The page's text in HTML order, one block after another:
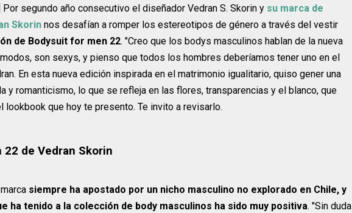
Por segundo año consecutivo el diseñador Vedran S. Skorin y su marca de
Skorin nos desafían a romper los estereotipos de género a través del vestir
de Bodysuit for men 22. "Creo que los bodys masculinos hablan de la nueva
son sexys, y pienso que todos los hombres deberíamos tener uno en el
En esta nueva edición inspirada en el matrimonio igualitario, quiso gener una
y romanticismo, lo que se refleja en las flores, transparencias y el blanco, que
lookbook que hoy te presento. Te invito a revisarlo.
de Vedran Skorin
siempre ha apostado por un nicho masculino no explorado en Chile, y
ha tenido a la colección de body masculinos ha sido muy positiva. "Sin duda